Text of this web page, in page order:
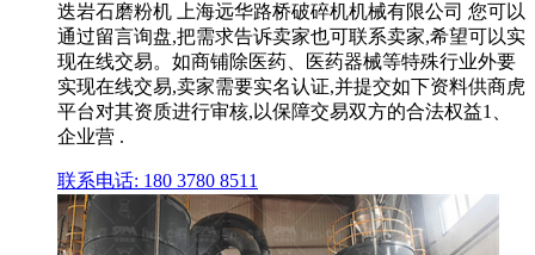
迭岩石磨粉机 上海远华路桥破碎机机械有限公司 您可以
通过留言询盘,把需求告诉卖家也可联系卖家,希望可以实
现在线交易。如商铺除医药、医药器械等特殊行业外要
实现在线交易,卖家需要实名认证,并提交如下资料供商虎
平台对其资质进行审核,以保障交易双方的合法权益1、
企业营 .
联系电话: 180 3780 8511